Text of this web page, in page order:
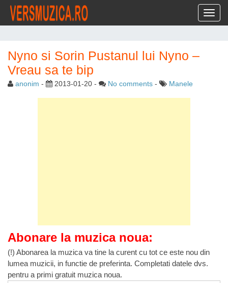
Nyno si Sorin Pustanul lui Nyno –
Vreau sa te bip
anonim - 2013-01-20 - No comments - Manele
Abonare la muzica noua:
(!) Abonarea la muzica va tine la curent cu tot ce este nou din
lumea muzicii, in functie de preferinta. Completati datele dvs.
pentru a primi gratuit muzica noua.